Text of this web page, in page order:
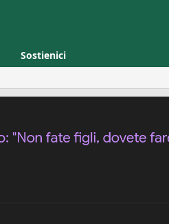
Sostienici